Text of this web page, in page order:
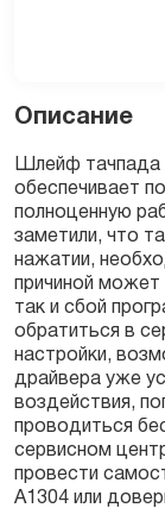
Описание
Шлейф тачпада
обеспечивает
полноценную
заметили, что
нажатии,
причиной может
так и сбой
обратиться в
настройки,
драйвера уже
воздействия,
проводиться
сервисном
провести
A1304 или